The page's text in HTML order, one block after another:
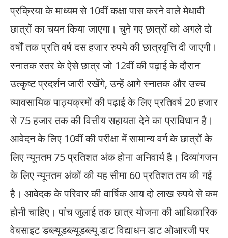
प्रक्रिया के माध्यम से 10वीं कक्षा पास करने वाले मेधावी
छात्रों का चयन किया जाएगा। चुने गए छात्रों को अगले दो
वर्षों तक प्रति वर्ष दस हजार रुपये की छात्रवृत्ति दी जाएगी।
स्नातक स्तर के ऐसे छात्र जो 12वीं की पढ़ाई के दौरान
उत्कृष्ट प्रदर्शन जारी रखेंगे, उन्हें आगे स्नातक और उच्च
व्यावसायिक पाठ्यक्रमों की पढ़ाई के लिए प्रतिवर्ष 20 हजार
से 75 हजार तक की वित्तीय सहायता देने का प्राविधान है।
आवेदन के लिए 10वीं की परीक्षा में सामान्य वर्ग के छात्रों के
लिए न्यूनतम 75 प्रतिशत अंक होना अनिवार्य है। दिव्यांगजन
के लिए न्यूनतम अंकों की यह सीमा 60 प्रतिशत तय की गई
है। आवेदक के परिवार की वार्षिक आय दो लाख रुपये से कम
होनी चाहिए। पांच जुलाई तक छात्र योजना की आधिकारिक
वेबसाइट डब्ल्यूडब्ल्यूडब्ल्यू डाट विद्याधन डाट ओआरजी पर